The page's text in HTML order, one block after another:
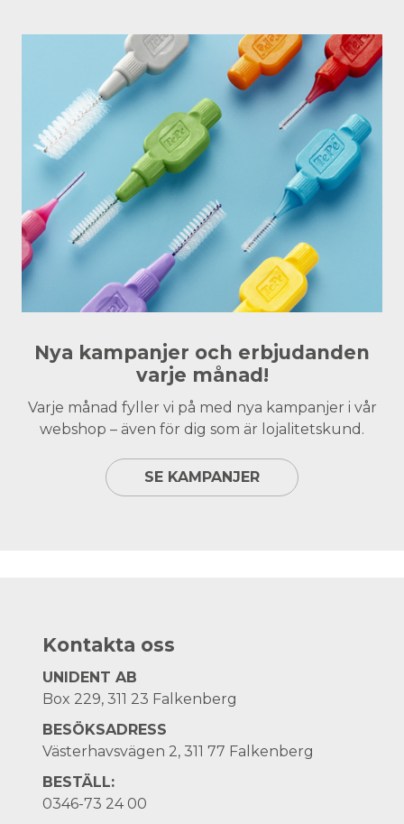
Nya kampanjer och erbjudanden
varje månad!
Varje månad fyller vi på med nya kampanjer i vår
webshop – även för dig som är lojalitetskund.
SE KAMPANJER
Kontakta oss
UNIDENT AB
Box 229, 311 23 Falkenberg
BESÖKSADRESS
Västerhavsvägen 2, 311 77 Falkenberg
BESTÄLL:
0346-73 24 00